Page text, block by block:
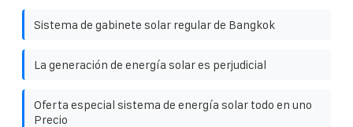
Sistema de gabinete solar regular de Bangkok
La generación de energía solar es perjudicial
Oferta especial sistema de energía solar todo en uno
Precio